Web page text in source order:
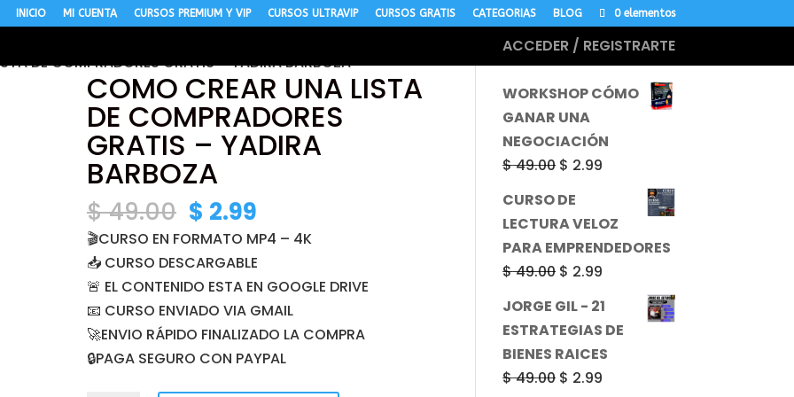
INICIO MI CUENTA CURSOS PREMIUM Y VIP CURSOS ULTRAVIP CURSOS GRATIS CATEGORIAS BLOG 0 elementos
ACCEDER / REGISTRARTE
DE COMPRADORES GRATIS – YADIRA BARBOZA
COMO CREAR UNA LISTA
DE COMPRADORES
GRATIS – YADIRA
BARBOZA
$49.00 El
precio
original
era:
$ 49.00.
$ 2.99
precio
actual
es:
$ 2.99.
🎬CURSO EN FORMATO MP4 – 4K
📥 CURSO DESCARGABLE
🚨 EL CONTENIDO ESTA EN GOOGLE DRIVE
📧 CURSO ENVIADO VIA GMAIL
🚀ENVIO RÁPIDO FINALIZADO LA COMPRA
🔒PAGA SEGURO CON PAYPAL
MÁS CURSOS
WORKSHOP CÓMO
GANAR UNA
NEGOCIACIÓN
$49.00 El
$ 49.00.
$ 2.99
precio
actual
CURSO DE
LECTURA VELOZ
PARA EMPRENDEDORES
$49.00 El
$ 49.00.
$ 2.99
precio
actual
JORGE GIL - 21
ESTRATEGIAS DE
BIENES RAICES
$49.00 El
$ 2.99